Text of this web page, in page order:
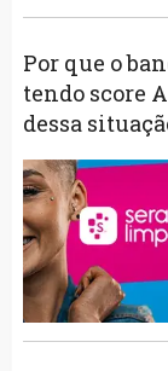
Por que o
tendo score
dessa